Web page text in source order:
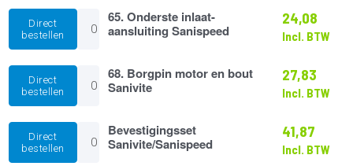
aantal
Direct
bestellen
65.
Onderste
inlaat-
Sanispeed
aantal
65. Onderste inlaat-
aansluiting Sanispeed
24,08
Incl. BTW
Direct
bestellen
68.
Borgpin
motor
bout
Sanivite
aantal
68. Borgpin motor en bout
Sanivite
27,83
Incl. BTW
Direct
bestellen
Bevestigingsset
Sanivite/Sanispeed
aantal
Bevestigingsset
Sanivite/Sanispeed
41,87
Incl. BTW